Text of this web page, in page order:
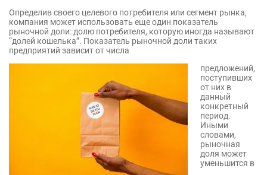
Определив своего целевого потребителя или сегмент рынка,
компания может использовать еще один показатель
рыночной доли: долю потребителя, которую иногда называют
“долей кошелька”. Показатель рыночной доли таких
предприятий зависит от числа
предложений,
поступивших
от них в
данный
конкретный
период.
Иными
словами,
рыночная
доля может
уменьшится в